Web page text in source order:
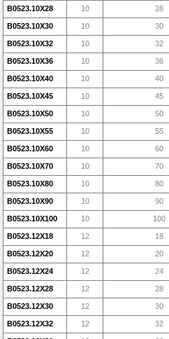
B0523.10X28 10 28
B0523.10X30 10 30
B0523.10X32 10 32
B0523.10X36 10 36
B0523.10X40 10 40
B0523.10X45 10 45
B0523.10X50 10 50
B0523.10X55 10 55
B0523.10X60 10 60
B0523.10X70 10 70
B0523.10X80 10 80
B0523.10X90 10 90
B0523.10X100 10 100
B0523.12X18 12 18
B0523.12X20 12 20
B0523.12X24 12 24
B0523.12X28 12 28
B0523.12X30 12 30
B0523.12X32 12 32